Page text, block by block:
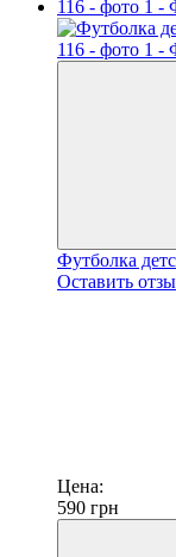
Футболка
Оставить
Цена:
590 грн